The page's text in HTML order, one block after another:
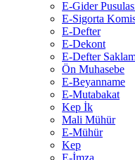
E-Gider
E-Sigorta
E-Defter
E-Dekont
E-Defter
Ön Muhasebe
E-Beyanname
E-Mutabakat
Kep İk
Mali Mühür
E-Mühür
Kep
E-İmza